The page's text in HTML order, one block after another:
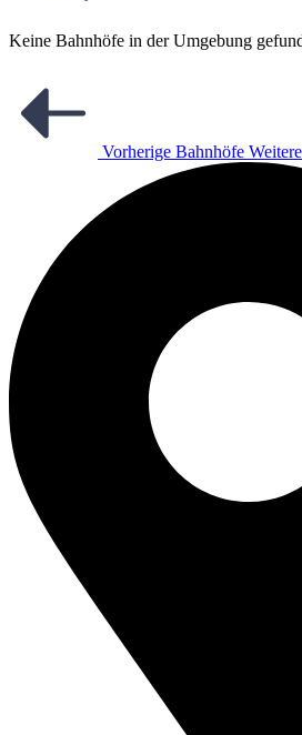
Keine Bahnhöfe in der Umgebung
Vorherige Bahnhöfe